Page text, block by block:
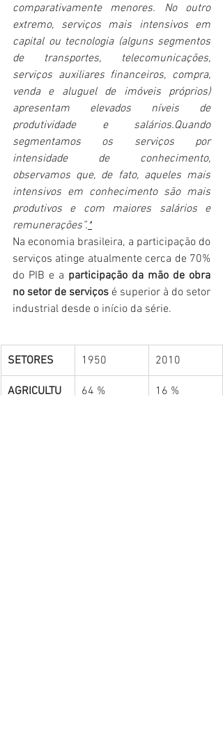
comparativamente menores. No outro
extremo, serviços mais intensivos em
capital ou tecnologia (alguns segmentos
de transportes, telecomunicações,
serviços auxiliares financeiros, compra,
venda e aluguel de imóveis próprios)
apresentam elevados níveis de
produtividade e salários.Quando
segmentamos os serviços por
intensidade de conhecimento,
observamos que, de fato, aqueles mais
intensivos em conhecimento são mais
produtivos e com maiores salários e
remunerações”.*
Na economia brasileira, a participação do
serviços atinge atualmente cerca de 70%
do PIB e a participação da mão de obra
no setor de serviços é superior à do setor
industrial desde o início da série.
SETORES 1950 2010
AGRICULTU
64 % 16 %